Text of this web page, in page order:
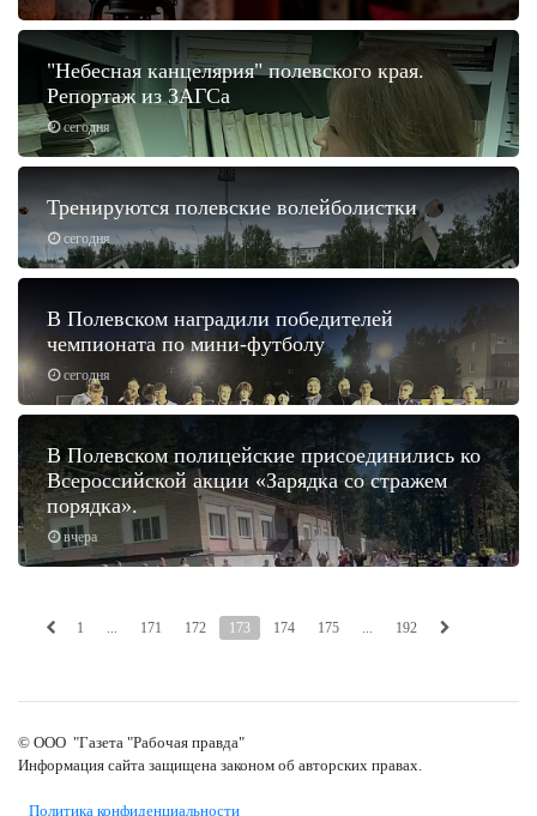
сегодня
"Небесная канцелярия" полевского края.
Репортаж из ЗАГСа
сегодня
Тренируются полевские волейболистки
сегодня
В Полевском наградили победителей
чемпионата по мини-футболу
вчера
В Полевском полицейские присоединились ко
Всероссийской акции «Зарядка со стражем
порядка».
1 ... 171 172 173 174 175 ... 192
© ООО "Газета "Рабочая правда"
Информация сайта защищена законом об авторских правах.
Политика конфиденциальности